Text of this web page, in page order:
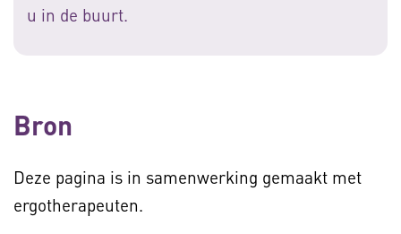
u in de buurt.
Bron
Deze pagina is in samenwerking gemaakt met
ergotherapeuten.